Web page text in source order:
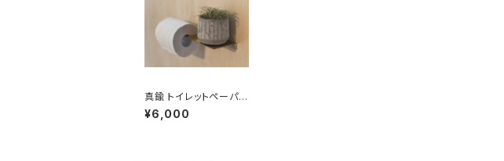
真鍮 トイレットペーパー
ホルダー 左
¥6,000